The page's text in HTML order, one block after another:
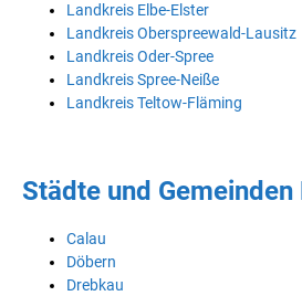
Landkreis Elbe-Elster
Landkreis Oberspreewald-Lausitz
Landkreis Oder-Spree
Landkreis Spree-Neiße
Landkreis Teltow-Fläming
Städte und
Calau
Döbern
Drebkau